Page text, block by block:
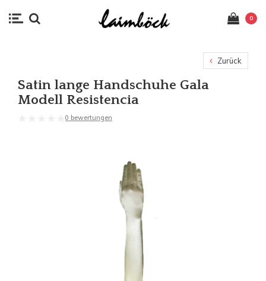
0
Zurück
Satin lange Handschuhe Gala
Modell Resistencia
0 bewertungen